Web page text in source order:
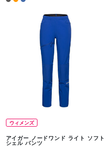
ウィメンズ
アイガー ノードワンド ライト ソフト
シェル パンツ